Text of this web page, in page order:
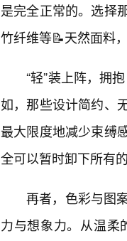
是完全正常的。选择
竹纤维等📝天然面料
“轻”装上阵，拥
如，那些设计简约、
最大限度地减少束缚
全可以暂时卸下所有
再者，色彩与图
力与想象力。从温柔